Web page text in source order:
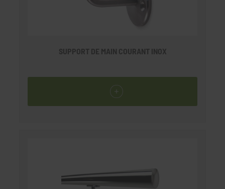
SUPPORT DE MAIN COURANT INOX